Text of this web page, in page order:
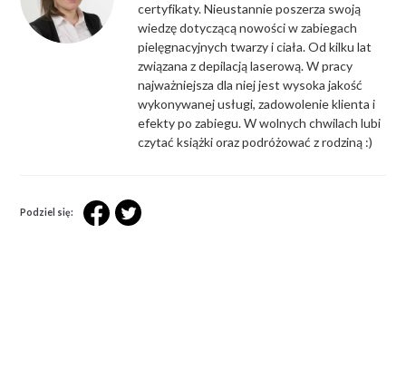
certyfikaty. Nieustannie poszerza swoją
wiedzę dotyczącą nowości w zabiegach
pielęgnacyjnych twarzy i ciała. Od kilku lat
związana z depilacją laserową. W pracy
najważniejsza dla niej jest wysoka jakość
wykonywanej usługi, zadowolenie klienta i
efekty po zabiegu. W wolnych chwilach lubi
czytać książki oraz podróżować z rodziną :)
Podziel się: